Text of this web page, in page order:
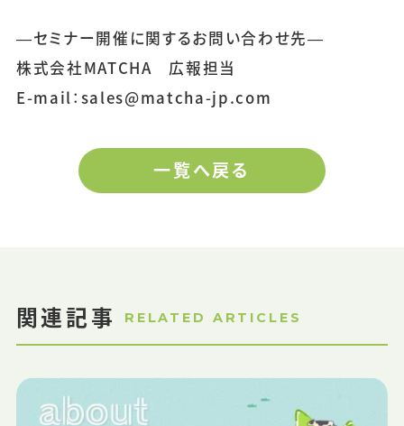
―セミナー開催に関するお問い合わせ先―
株式会社MATCHA 広報担当
E-mail：sales@matcha-jp.com
一覧へ戻る
関連記事 RELATED ARTICLES